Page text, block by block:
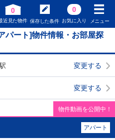
0
近見た物件 保存した条件
0
お気に入り メニュー
パート]物件情報・お部屋探
変更する
変更する
物件動画を公開中！
アパート